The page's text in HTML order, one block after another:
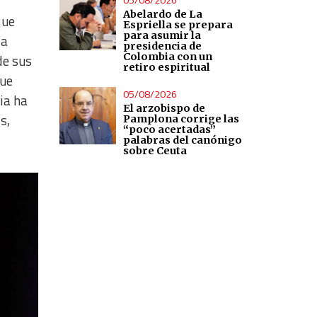
sus
ha
Abelardo de La
Espriella se prepara
para asumir la
presidencia de
Colombia con un
retiro espiritual
05/08/2026
El arzobispo de
Pamplona corrige las
“poco acertadas”
palabras del canónigo
sobre Ceuta